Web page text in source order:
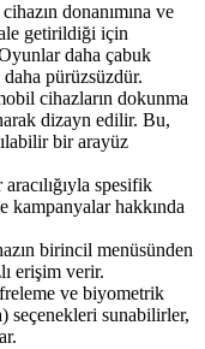
donanımına ve
getirildiği için
Oyunlar daha çabuk
pürüzsüzdür.
cihazların dokunma
dizayn edilir. Bu,
bir arayüz
spesifik
kampanyalar hakkında
birincil menüsünden
erişim verir.
ve biyometrik
seçenekleri sunabilirler,